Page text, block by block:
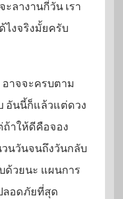
ะลางานกี่วัน เรา
ไงจริงมั้ยครับ
าจจะครบตาม
อันนี้ก็แล้วแต่ดวง
ถ้าให้ดีคือจอง
นวันจนถึงวันกลับ
ด้วยนะ แผนการ
ลอดภัยที่สุด